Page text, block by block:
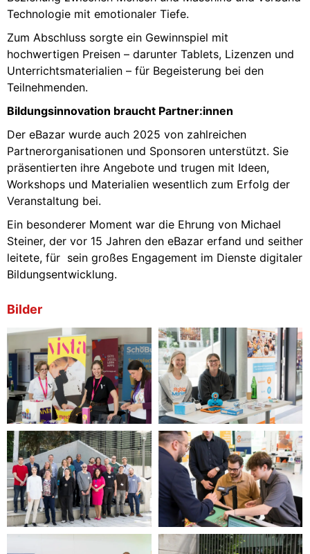
Technologie mit emotionaler Tiefe.
Zum Abschluss sorgte ein Gewinnspiel mit
hochwertigen Preisen – darunter Tablets, Lizenzen und
Unterrichtsmaterialien – für Begeisterung bei den
Teilnehmenden.
Bildungsinnovation braucht Partner:innen
Der eBazar wurde auch 2025 von zahlreichen
Partnerorganisationen und Sponsoren unterstützt. Sie
präsentierten ihre Angebote und trugen mit Ideen,
Workshops und Materialien wesentlich zum Erfolg der
Veranstaltung bei.
Ein besonderer Moment war die Ehrung von Michael
Steiner, der vor 15 Jahren den eBazar erfand und seither
leitete, für sein großes Engagement im Dienste digitaler
Bildungsentwicklung.
Bilder